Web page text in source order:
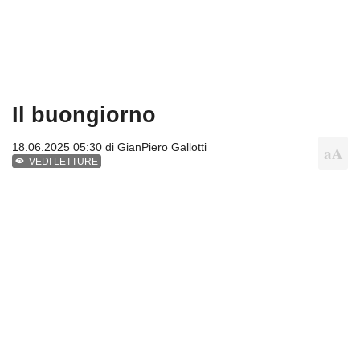
Il buongiorno
18.06.2025 05:30 di GianPiero Gallotti
VEDI LETTURE